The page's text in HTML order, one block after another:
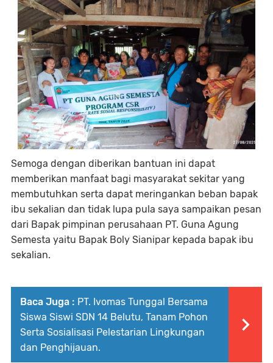
Semoga dengan diberikan bantuan ini dapat
memberikan manfaat bagi masyarakat sekitar yang
membutuhkan serta dapat meringankan beban bapak
ibu sekalian dan tidak lupa pula saya sampaikan pesan
dari Bapak pimpinan perusahaan PT. Guna Agung
Semesta yaitu Bapak Boly Sianipar kepada bapak ibu
sekalian.
Baca Juga : PT. Ivomas Tunggal Bersama
Siswa Siswi SDN 14 Belutu, Tanam Pohon
Serta Sosialisasi Pelestarian Lingkungan
dan Penghijauan.